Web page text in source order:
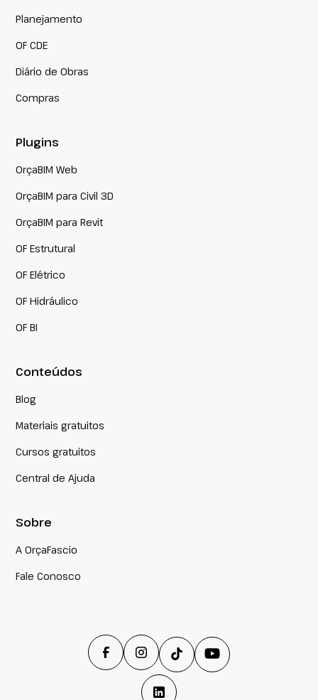
Planejamento
OF CDE
Diário de Obras
Compras
Plugins
OrçaBIM Web
OrçaBIM para Civil 3D
OrçaBIM para Revit
OF Estrutural
OF Elétrico
OF Hidráulico
OF BI
Conteúdos
Blog
Materiais gratuitos
Cursos gratuitos
Central de Ajuda
Sobre
A OrçaFascio
Fale Conosco